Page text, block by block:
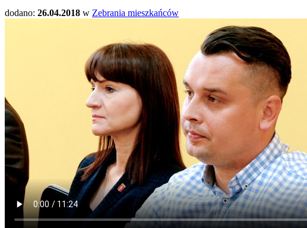
dodano: 26.04.2018 w Zebrania mieszkańców